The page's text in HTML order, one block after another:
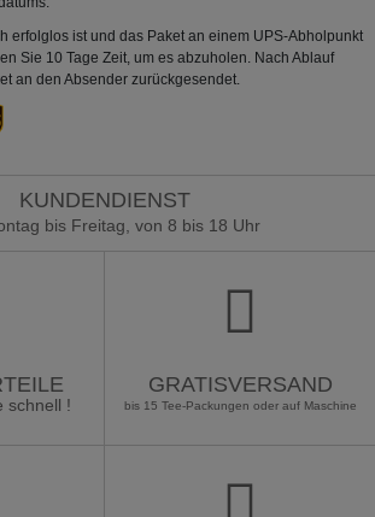
erfolglos ist und das Paket an einem UPS-Abholpunkt
Sie 10 Tage Zeit, um es abzuholen. Nach Ablauf
an den Absender zurückgesendet.
KUNDENDIENST
bis Freitag, von 8 bis 18 Uhr
schnell !
GRATISVERSAND
bis 15 Tee-Packungen oder auf Maschine